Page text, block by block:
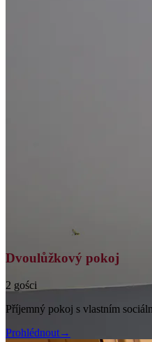
Dvoulůžkový pokoj
2 gości
Příjemný pokoj s vlastním
Prohlédnout→